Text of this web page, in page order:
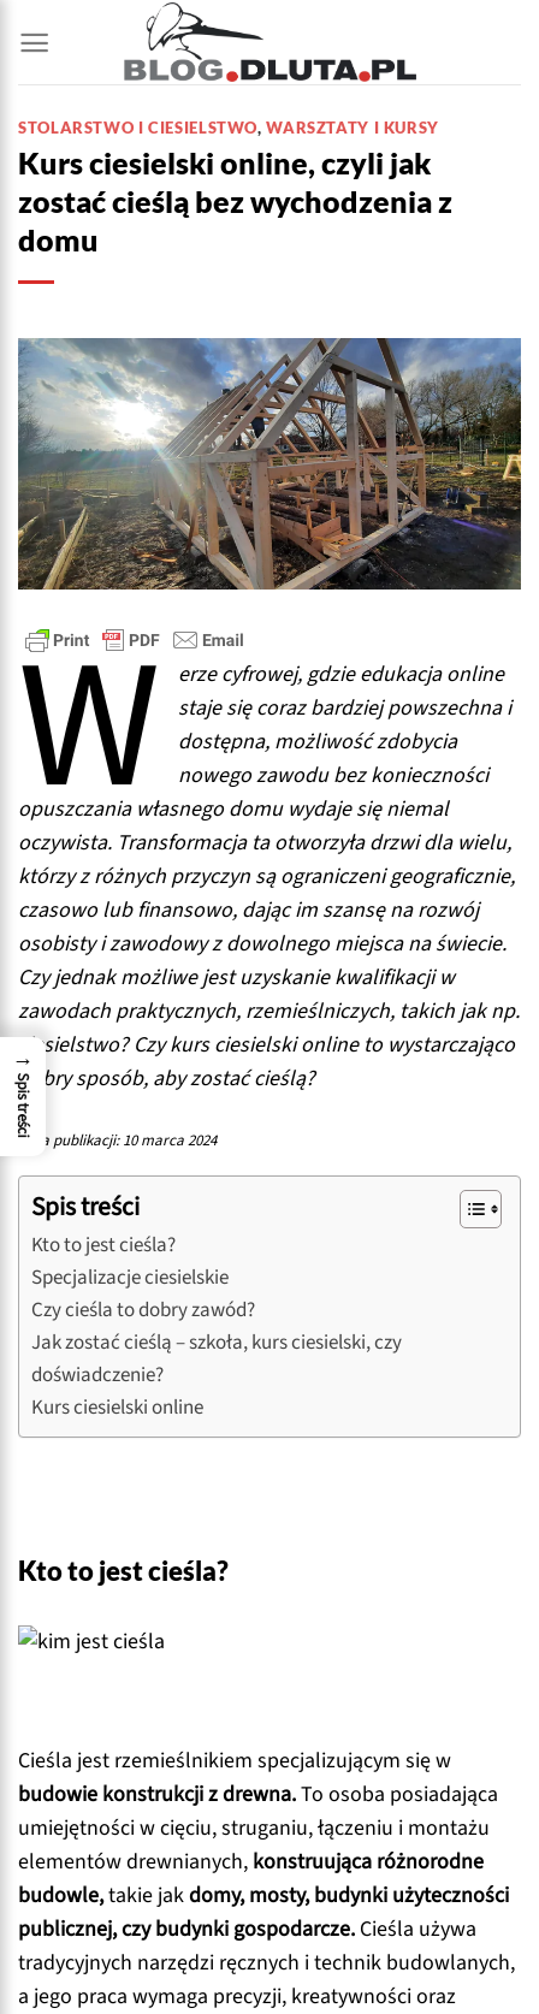
do
zawartości
STOLARSTWO I CIESIELSTWO,WARSZTATY I KURSY
Kurs ciesielski online, czyli jak
zostać cieślą bez wychodzenia z
domu
W
erze cyfrowej, gdzie edukacja online
staje się coraz bardziej powszechna i
dostępna, możliwość zdobycia
nowego zawodu bez konieczności
opuszczania własnego domu wydaje się niemal
oczywista. Transformacja ta otworzyła drzwi dla wielu,
którzy z różnych przyczyn są ograniczeni geograficznie,
czasowo lub finansowo, dając im szansę na rozwój
osobisty i zawodowy z dowolnego miejsca na świecie.
Czy jednak możliwe jest uzyskanie kwalifikacji w
zawodach praktycznych, rzemieślniczych, takich jak np.
ciesielstwo? Czy kurs ciesielski online to wystarczająco
dobry sposób, aby zostać cieślą?
Data publikacji: 10 marca 2024
Spis treści
Kto to jest cieśla?
Specjalizacje ciesielskie
Czy cieśla to dobry zawód?
Jak zostać cieślą – szkoła, kurs ciesielski, czy
doświadczenie?
Kurs ciesielski online
Kto to jest cieśla?
Cieśla jest rzemieślnikiem specjalizującym się w
budowie konstrukcji z drewna.To osoba posiadająca
umiejętności w cięciu, struganiu, łączeniu i montażu
elementów drewnianych, konstruująca różnorodne
budowle,takie jakdomy, mosty, budynki użyteczności
publicznej, czy budynki gospodarcze. Cieśla używa
tradycyjnych narzędzi ręcznych i technik budowlanych,
a jego praca wymaga precyzji, kreatywności oraz
→
Spis treści